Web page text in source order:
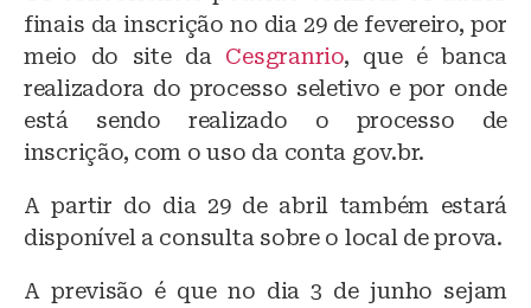
finais da inscrição no dia 29 de fevereiro, por
meio do site da Cesgranrio, que é banca
realizadora do processo seletivo e por onde
está sendo realizado o processo de
inscrição, com o uso da conta gov.br.
A partir do dia 29 de abril também estará
disponível a consulta sobre o local de prova.
A previsão é que no dia 3 de junho sejam